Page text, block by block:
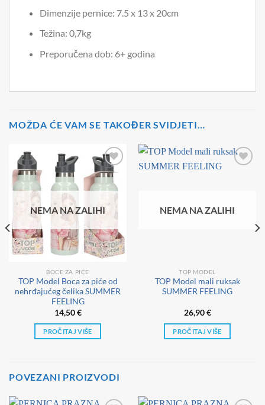
Dimenzije pernice: 7.5 x 13 x 20cm
Težina: 0,7kg
Preporučena dob: 6+ godina
MOŽDA ĆE VAM SE TAKOĐER SVIDJETI…
NEMA NA ZALIHI
BOCE ZA PIĆE
TOP Model Boca za piće od
nehrđajućeg čelika SUMMER
FEELING
14,50€
PROČITAJ VIŠE
NEMA NA ZALIHI
TOP MODEL
TOP Model mali ruksak
SUMMER FEELING
26,90€
PROČITAJ VIŠE
POVEZANI PROIZVODI